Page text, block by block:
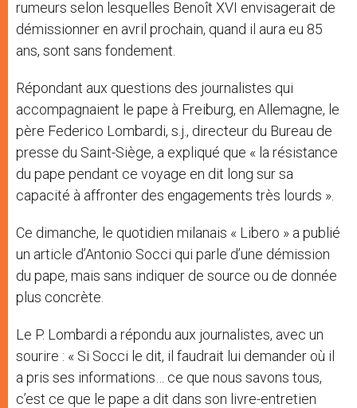
rumeurs selon lesquelles Benoît XVI envisagerait de
démissionner en avril prochain, quand il aura eu 85
ans, sont sans fondement.
Répondant aux questions des journalistes qui
accompagnaient le pape à Freiburg, en Allemagne, le
père Federico Lombardi, s.j., directeur du Bureau de
presse du Saint-Siège, a expliqué que « la résistance
du pape pendant ce voyage en dit long sur sa
capacité à affronter des engagements très lourds ».
Ce dimanche, le quotidien milanais « Libero » a publié
un article d’Antonio Socci qui parle d’une démission
du pape, mais sans indiquer de source ou de donnée
plus concrète.
Le P. Lombardi a répondu aux journalistes, avec un
sourire : « Si Socci le dit, il faudrait lui demander où il
a pris ses informations… ce que nous savons tous,
c’est ce que le pape a dit dans son livre-entretien